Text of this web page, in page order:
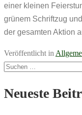
einer kleinen
grünem Schriftzug
der gesamten Aktion
Veröffentlicht in
Suchen
Neueste